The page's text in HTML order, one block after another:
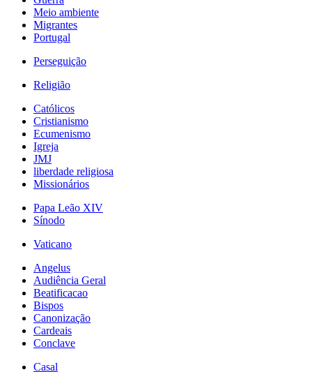
Meio ambiente
Migrantes
Portugal
Perseguição
Religião
Católicos
Cristianismo
Ecumenismo
Igreja
JMJ
liberdade religiosa
Missionários
Papa Leão XIV
Sínodo
Vaticano
Angelus
Audiência Geral
Beatificacao
Bispos
Canonização
Cardeais
Conclave
Casal